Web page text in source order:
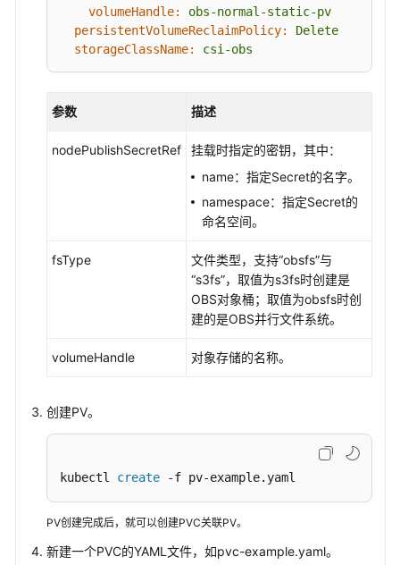
存
载
参
象
储
volumeHandle:
obs-normal-static-pv
persistentVolumeReclaimPolicy:
Delete
storageClassName:
csi-obs
参数 描述
nodePublishSecretRef
挂载时指定的密钥，其中：
name：指定Secret的名字。
namespace：指定Secret的
命名空间。
fsType
文件类型，支持“obsfs”与
“s3fs”，取值为s3fs时创建是
OBS对象桶；取值为obsfs时创
建的是OBS并行文件系统。
volumeHandle 对象存储的名称。
创建PV。
kubectl create -f pv-example.yaml
PV创建完成后，就可以创建PVC关联PV。
新建一个PVC的YAML文件，如pvc-example.yaml。